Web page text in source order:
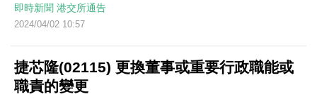
即時新聞 港交所通告
2024/04/02 10:57
捷芯隆(02115) 更換董事或重要行政職能或
職責的變更